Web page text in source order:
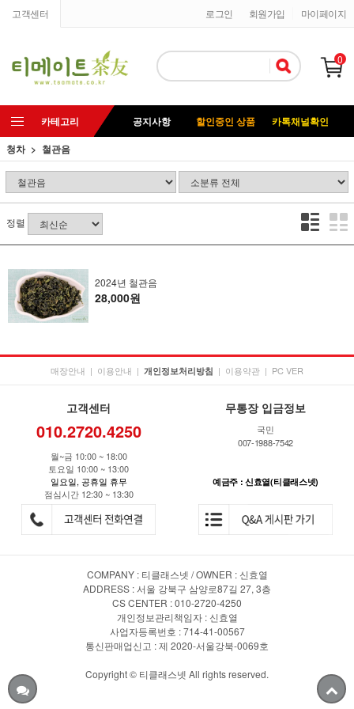
고객센터 마이페이지
회원가입
로그인
0
카테고리 공지사항 할인중인 상품
카톡채널확인
청차
철관음
정렬
2024년 철관음
28,000원
매장안내 | 이용안내 | 개인정보처리방침 | 이용약관 | PC VER
고객센터
010.2720.4250
월~금 10:00 ~ 18:00
토요일 10:00 ~ 13:00
일요일, 공휴일 휴무
점심시간 12:30 ~ 13:30
무통장 입금정보
국민
007-1988-7542
예금주 : 신효열(티클래스넷)
COMPANY : 티클래스넷 / OWNER : 신효열
ADDRESS : 서울 강북구 삼양로87길 27, 3층
CS CENTER : 010-2720-4250
개인정보관리책임자 : 신효열
사업자등록번호 : 714-41-00567
통신판매업신고 : 제 2020-서울강북-0069호
Copyright © 티클래스넷 All rights reserved.